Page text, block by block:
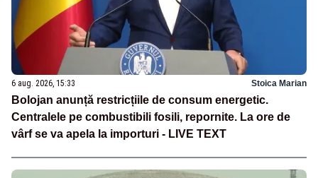
6 aug. 2026, 15:33 Stoica Marian
Bolojan anunță restricțiile de consum energetic.
Centralele pe combustibili fosili, repornite. La ore de
vârf se va apela la importuri - LIVE TEXT